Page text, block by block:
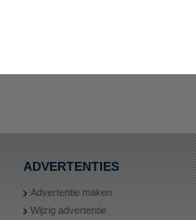
ADVERTENTIES
Advertentie maken
Wijzig advertentie